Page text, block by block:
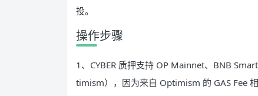
投。
操作步骤
1、CYBER 质押支持 OP Mainnet、BNB
timism），因为来自 Optimism 的 GAS Fee 相